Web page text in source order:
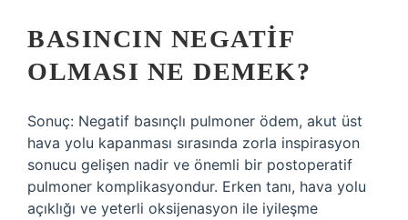
BASINCIN NEGATIF
OLMASI NE DEMEK?
Sonuç: Negatif basınçlı pulmoner ödem, akut üst
hava yolu kapanması sırasında zorla inspirasyon
sonucu gelişen nadir ve önemli bir postoperatif
pulmoner komplikasyondur. Erken tanı, hava yolu
açıklığı ve yeterli oksijenasyon ile iyileşme